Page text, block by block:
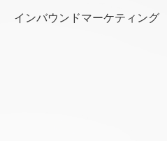
インバウンドマーケティング